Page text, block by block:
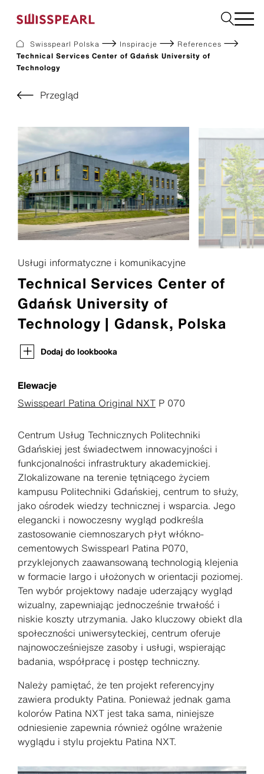
O nas
Usługi
Inspiracje
Do pobrania
Zrównoważony rozwój
Elewacje
Dachy
Płyty użytkowe
Płyty do wnętrz
Zamów próbkę
Swisspearl Polska Inspiracje
References
Technical Services Center of Gdańsk University of
Technology
Przegląd
Usługi informatyczne i komunikacyjne
Technical Services Center of
Gdańsk University of
Technology | Gdansk, Polska
Dodaj do lookbooka
Elewacje
Swisspearl Patina Original NXT P 070
Centrum Usług Technicznych Politechniki
Gdańskiej jest świadectwem innowacyjności i
funkcjonalności infrastruktury akademickiej.
Zlokalizowane na terenie tętniącego życiem
kampusu Politechniki Gdańskiej, centrum to służy,
jako ośrodek wiedzy technicznej i wsparcia. Jego
elegancki i nowoczesny wygląd podkreśla
zastosowanie ciemnoszarych płyt włókno-
cementowych Swisspearl Patina P070,
przyklejonych zaawansowaną technologią klejenia
w formacie largo i ułożonych w orientacji poziomej.
Ten wybór projektowy nadaje uderzający wygląd
wizualny, zapewniając jednocześnie trwałość i
niskie koszty utrzymania. Jako kluczowy obiekt dla
społeczności uniwersyteckiej, centrum oferuje
najnowocześniejsze zasoby i usługi, wspierając
badania, współpracę i postęp techniczny.
Należy pamiętać, że ten projekt referencyjny
zawiera produkty Patina. Ponieważ jednak gama
kolorów Patina NXT jest taka sama, niniejsze
odniesienie zapewnia również ogólne wrażenie
wyglądu i stylu projektu Patina NXT.